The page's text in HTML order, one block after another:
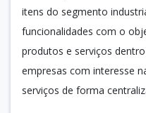
itens do segmento
funcionalidades com o
produtos e serviços
empresas com interesse
serviços de forma